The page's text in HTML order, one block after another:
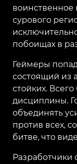
сурового
побоищах в
Геймеры
состоящий из
стойких.
дисциплины.
объединять
против всех,
битве, что